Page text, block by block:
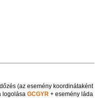
(az esemény koordinátaként
logolása GCGYR + esemény láda